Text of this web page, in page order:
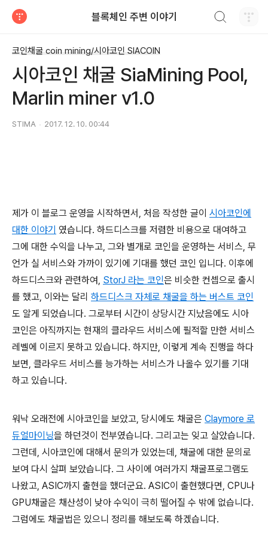
블록체인 주변 이야기
코인채굴 coin mining/시아코인 SIACOIN
시아코인 채굴 SiaMining Pool,
Marlin miner v1.0
STIMA 2017. 12. 10. 00:44
제가 이 블로그 운영을 시작하면서, 처음 작성한 글이 시아코인에
대한 이야기 였습니다. 하드디스크를 저렴한 비용으로 대여하고
그에 대한 수익을 나누고, 그와 별개로 코인을 운영하는 서비스, 무
언가 실 서비스와 가까이 있기에 기대를 했던 코인 입니다. 이후에
하드디스크와 관련하여, StorJ 라는 코인은 비슷한 컨셉으로 출시
를 했고, 이와는 달리 하드디스크 자체로 채굴을 하는 버스트 코인
도 알게 되었습니다. 그로부터 시간이 상당시간 지났음에도 시아
코인은 아직까지는 현재의 클라우드 서비스에 필적할 만한 서비스
레벨에 이르지 못하고 있습니다. 하지만, 이렇게 계속 진행을 하다
보면, 클라우드 서비스를 능가하는 서비스가 나올수 있기를 기대
하고 있습니다.
워낙 오래전에 시아코인을 보았고, 당시에도 채굴은 Claymore 로
듀얼마이닝을 하던것이 전부였습니다. 그리고는 잊고 살았습니다.
그런데, 시아코인에 대해서 문의가 있었는데, 채굴에 대한 문의로
보여 다시 살펴 보았습니다. 그 사이에 여러가지 채굴프로그램도
나왔고, ASIC까지 출현을 했더군요. ASIC이 출현했다면, CPU나
GPU채굴은 채산성이 낮아 수익이 극히 떨어질 수 밖에 없습니다.
그럼에도 채굴법은 있으니 정리를 해보도록 하겠습니다.